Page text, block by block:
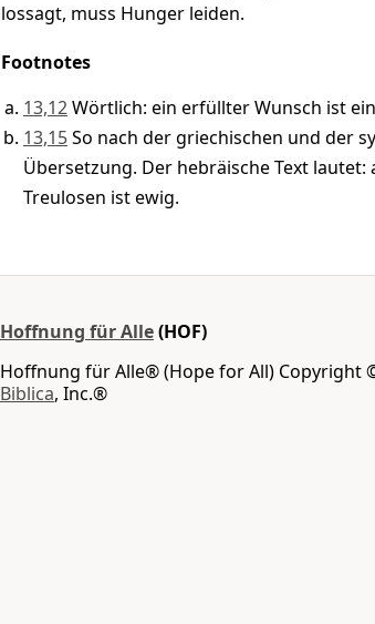
lossagt, muss Hunger leiden.
Footnotes
13,12Wörtlich: ein erfüllter Wunsch ist
13,15So nach der griechischen und der
Übersetzung. Der hebräische Text lautet:
Treulosen ist ewig.
Hoffnung für Alle(HOF)
Hoffnung für Alle® (Hope for All) Copyright
Biblica, Inc.®